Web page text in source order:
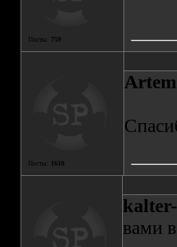
Посты: 759
Посты: 1610
вами